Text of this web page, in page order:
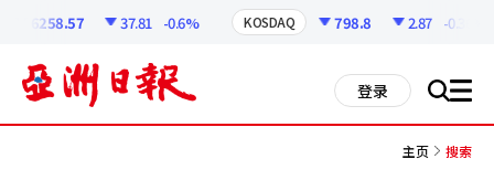
6258.57 37.81 -0.6% KOSDAQ 798.8 2.87 -0.36%
登录 搜 all
主页 搜索